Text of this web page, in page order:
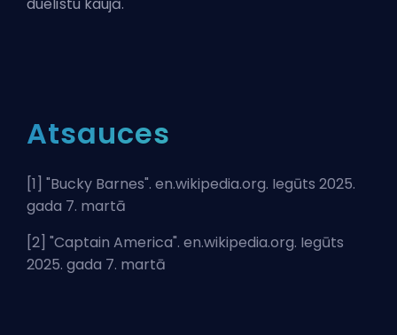
duelistu kaujā.
Atsauces
[1] "Bucky Barnes". en.wikipedia.org. Iegūts 2025.
gada 7. martā
[2] "Captain America". en.wikipedia.org. Iegūts
2025. gada 7. martā